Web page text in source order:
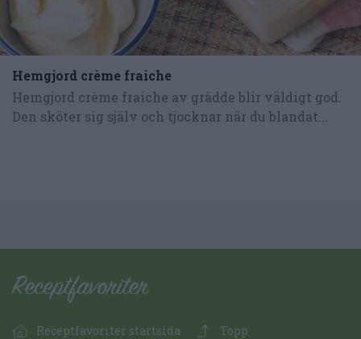
Hemgjord crème fraiche
Hemgjord crème fraiche av grädde blir väldigt god.
Den sköter sig själv och tjocknar när du blandat...
Receptfavoriter startsida Topp